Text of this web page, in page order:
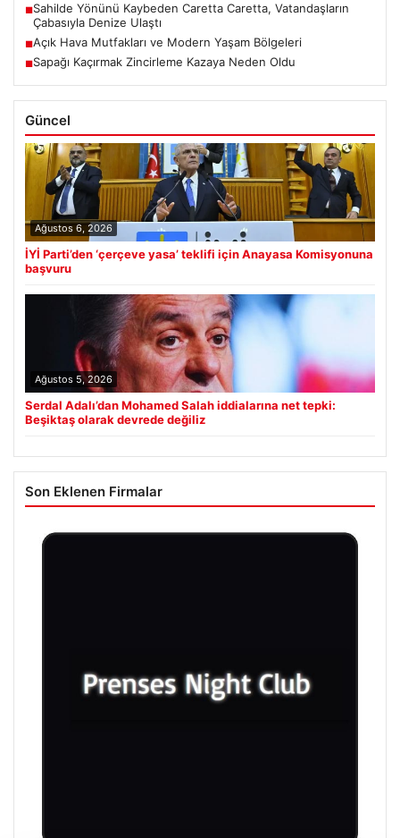
■Sahilde Yönünü Kaybeden Caretta Caretta, Vatandaşların
Çabasıyla Denize Ulaştı
■Açık Hava Mutfakları ve Modern Yaşam Bölgeleri
■Sapağı Kaçırmak Zincirleme Kazaya Neden Oldu
Güncel
Ağustos 6, 2026
İYİ Parti’den ‘çerçeve yasa’ teklifi için Anayasa Komisyonuna
başvuru
Ağustos 5, 2026
Serdal Adalı’dan Mohamed Salah iddialarına net tepki:
Beşiktaş olarak devrede değiliz
Son Eklenen Firmalar